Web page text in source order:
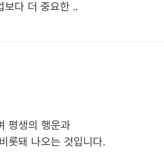
보다 더 중요한 ..
평생의 행운과
롯돼 나오는 것입니다.